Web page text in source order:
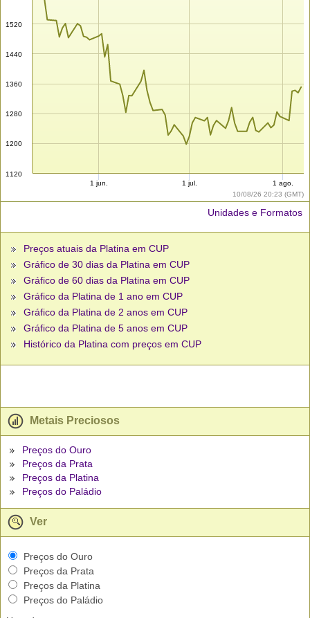
10/08/26 20:23 (GMT)
1120
1200
1280
1360
1440
1520
1 jun. 1 jul. 1 ago.
Unidades e Formatos
Preços atuais da Platina em CUP
Gráfico de 30 dias da Platina em CUP
Gráfico de 60 dias da Platina em CUP
Gráfico da Platina de 1 ano em CUP
Gráfico da Platina de 2 anos em CUP
Gráfico da Platina de 5 anos em CUP
Histórico da Platina com preços em CUP
Metais Preciosos
Preços do Ouro
Preços da Prata
Preços da Platina
Preços do Paládio
Ver
Preços do Ouro
Preços da Prata
Preços da Platina
Preços do Paládio